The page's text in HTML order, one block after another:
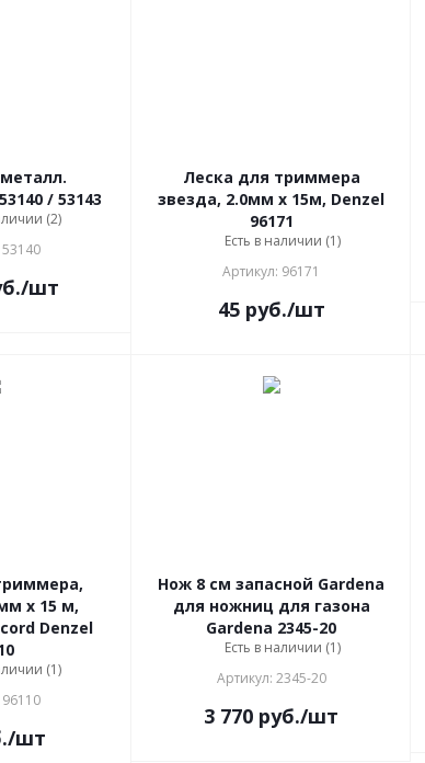
/ 53143
(2)
/шт
Леска для триммера
звезда, 2.0мм х 15м, Denzel
96171
Есть в наличии (1)
Артикул: 96171
45руб./шт
х 15 м,
Denzel
(1)
/шт
Нож 8 см запасной Gardena
для ножниц для газона
Gardena 2345-20
Есть в наличии (1)
Артикул: 2345-20
3 770 руб./шт